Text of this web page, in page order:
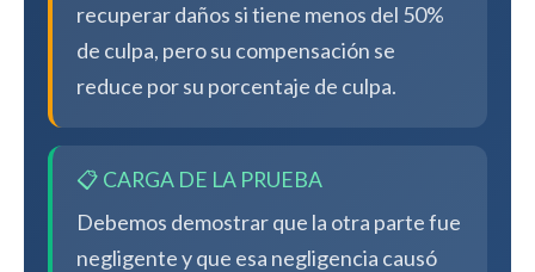
recuperar daños si tiene menos del 50%
de culpa, pero su compensación se
reduce por su porcentaje de culpa.
📋 CARGA DE LA PRUEBA
Debemos demostrar que la otra parte fue
negligente y que esa negligencia causó